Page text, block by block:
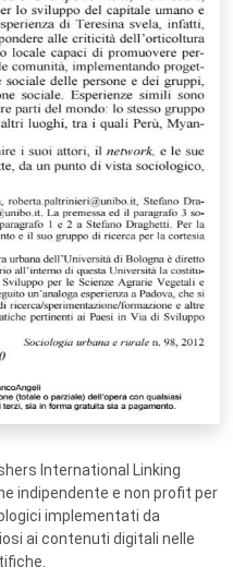
International Linking
indipendente e non profit per
implementati da
ai contenuti digitali nelle